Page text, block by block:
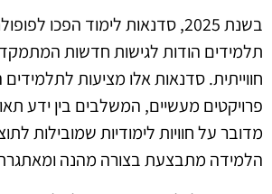
בשנת 2025, סדנאות לימוד הפכו
תלמידים הודות לגישות חדשות
חווייתית. סדנאות אלו מציעות
פרויקטים מעשיים, המשלבים בין ידע
מדובר על חוויות לימודיות שמובילות
הלמידה מתבצעת בצורה מהנה